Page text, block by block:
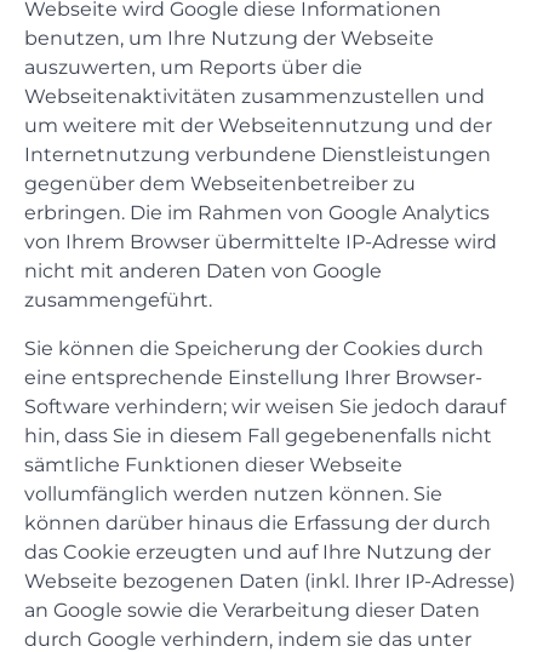
Webseite wird Google diese Informationen
benutzen, um Ihre Nutzung der Webseite
auszuwerten, um Reports über die
Webseitenaktivitäten zusammenzustellen und
um weitere mit der Webseitennutzung und der
Internetnutzung verbundene Dienstleistungen
gegenüber dem Webseitenbetreiber zu
erbringen. Die im Rahmen von Google Analytics
von Ihrem Browser übermittelte IP-Adresse wird
nicht mit anderen Daten von Google
zusammengeführt.
Sie können die Speicherung der Cookies durch
eine entsprechende Einstellung Ihrer Browser-
Software verhindern; wir weisen Sie jedoch darauf
hin, dass Sie in diesem Fall gegebenenfalls nicht
sämtliche Funktionen dieser Webseite
vollumfänglich werden nutzen können. Sie
können darüber hinaus die Erfassung der durch
das Cookie erzeugten und auf Ihre Nutzung der
Webseite bezogenen Daten (inkl. Ihrer IP-Adresse)
an Google sowie die Verarbeitung dieser Daten
durch Google verhindern, indem sie das unter